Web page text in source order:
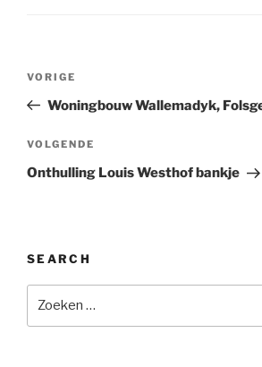
Vorig
bericht
VORIGE
Woningbouw Wallemadyk,
Volgend
bericht
VOLGENDE
Onthulling Louis Westhof bankje
SEARCH